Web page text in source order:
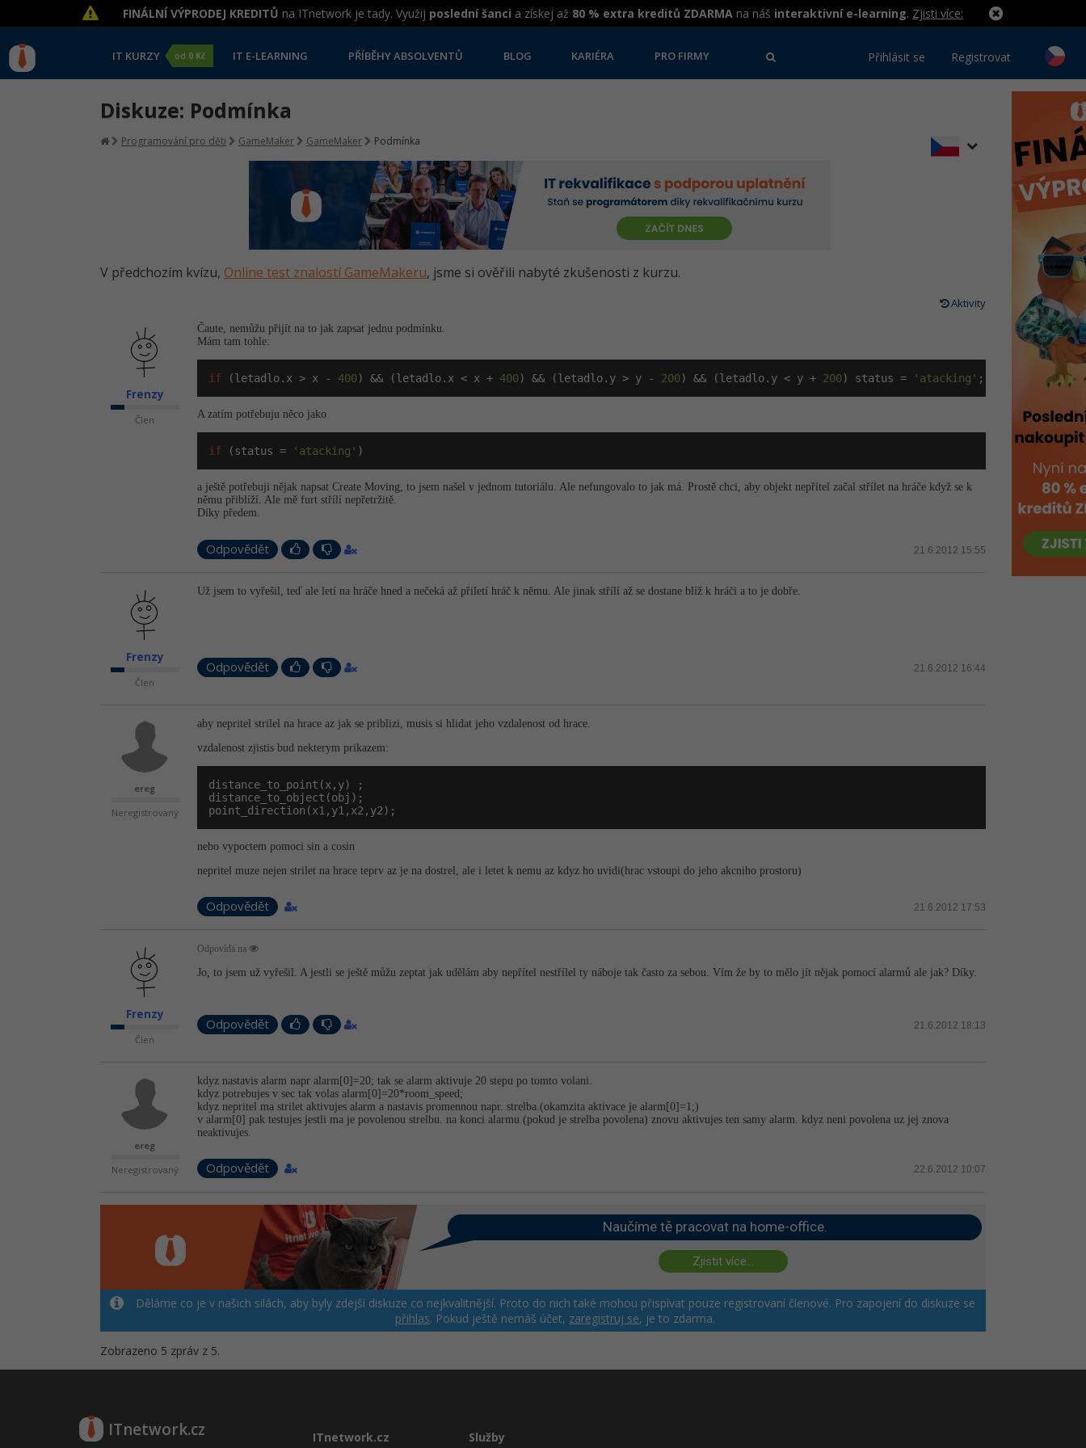
FINÁLNÍ VÝPRODEJ KREDITŮ na ITnetwork je tady. Využij poslední šanci a získej až 80 % extra kreditů ZDARMA na náš interaktivní e-learning. Zjisti více:
IT KURZY od 0 Kč IT E-LEARNING PŘÍBĚHY ABSOLVENTŮ BLOG KARIÉRA PRO FIRMY Přihlásit se Registrovat
Diskuze: Podmínka
Programování pro děti GameMaker GameMaker Podmínka
V předchozím kvízu, Online test znalostí GameMakeru, jsme si ověřili nabyté zkušenosti z kurzu.
Aktivity
Frenzy
Člen
Čaute, nemůžu přijít na to jak zapsat jednu podmínku.
Mám tam tohle:
if (letadlo.x > x - 400) && (letadlo.x < x + 400) && (letadlo.y > y - 200) && (letadlo.y < y + 200) status = 'atacking' ;
A zatím potřebuju něco jako
if (status = 'atacking' )
a ještě potřebuji nějak napsat Create Moving, to jsem našel v jednom tutoriálu. Ale nefungovalo to jak má. Prostě chci, aby objekt nepřítel začal střílet na hráče když se k
němu přiblíží. Ale mě furt střílí nepřetržitě.
Díky předem.
Odpovědět 21.6.2012 15:55
Frenzy
Člen
Už jsem to vyřešil, teď ale letí na hráče hned a nečeká až přiletí hráč k němu. Ale jinak střílí až se dostane blíž k hráči a to je dobře.
Odpovědět 21.6.2012 16:44
ereg
Neregistrovaný
aby nepritel strilel na hrace az jak se priblizi, musis si hlidat jeho vzdalenost od hrace.
vzdalenost zjistis bud nekterym prikazem:
distance_to_point(x,y) ;
distance_to_object(obj);
point_direction(x1,y1,x2,y2);
nebo vypoctem pomoci sin a cosin
nepritel muze nejen strilet na hrace teprv az je na dostrel, ale i letet k nemu az kdyz ho uvidi(hrac vstoupi do jeho akcniho prostoru)
Odpovědět 21.6.2012 17:53
Frenzy
Člen
Odpovídá na
Jo, to jsem už vyřešil. A jestli se ještě můžu zeptat jak udělám aby nepřítel nestřílel ty náboje tak často za sebou. Vím že by to mělo jít nějak pomocí alarmů ale jak? Díky.
Odpovědět 21.6.2012 18:13
ereg
Neregistrovaný
kdyz nastavis alarm napr alarm[0]=20; tak se alarm aktivuje 20 stepu po tomto volani.
kdyz potrebujes v sec tak volas alarm[0]=20*ro­om_speed;
kdyz nepritel ma strilet aktivujes alarm a nastavis promennou napr. strelba.(okamzita aktivace je alarm[0]=1;)
v alarm[0] pak testujes jestli ma je povolenou strelbu. na konci alarmu (pokud je strelba povolena) znovu aktivujes ten samy alarm. kdyz neni povolena uz jej znova
neaktivujes.
Odpovědět 22.6.2012 10:07
Naučíme tě pracovat na home-office.
Zjistit více...
Děláme co je v našich silách, aby byly zdejší diskuze co nejkvalitnější. Proto do nich také mohou přispívat pouze registrovaní členové. Pro zapojení do diskuze se
přihlas. Pokud ještě nemáš účet, zaregistruj se, je to zdarma.
Zobrazeno 5 zpráv z 5.
ITnetwork.cz ITnetwork.cz Služby